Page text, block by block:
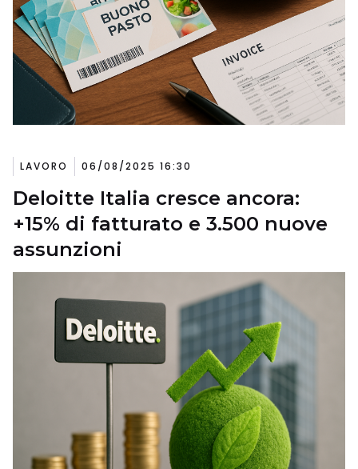
LAVORO 06/08/2025 16:30
Deloitte Italia cresce ancora:
+15% di fatturato e 3.500 nuove
assunzioni